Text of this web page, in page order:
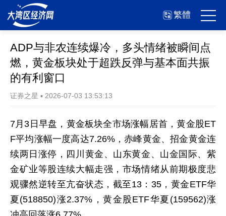
繁體
ADP与非农连续爆冷，多头情绪被瞬间点
燃，黄金板块处于超跌反弹与基本面共振
的有利窗口
证券之星 ▪ 2026-07-03 13:53:13
7月3日早盘，黄金板块全市场涨幅居首，黄金股ET
F平均涨幅一度高达7.26%，赤峰黄金、招金黄金连
续两日涨停，四川黄金、山东黄金、山金国际、紫
金矿业等股连续大幅走强，市场情绪从前期极度悲
观骤然逆转至亢奋状态，截至13：35，黄金ETF华
夏(518850)涨2.37%，黄金股ETF华夏(159562)涨